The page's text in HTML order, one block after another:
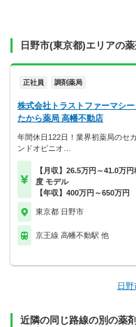
日野市(東京都)エリアの
正社員 調剤薬局
株式会社トラストファーマシ
たから薬局 高幡不動店
年間休日122日！業界初薬局のセカ
ンドオピニオ…
【月収】26.5万円～41.0万円
度 モデル
【年収】400万円～650万円
東京都 日野市
京王線 高幡不動駅 他
日
近隣の同じ路線の別の薬